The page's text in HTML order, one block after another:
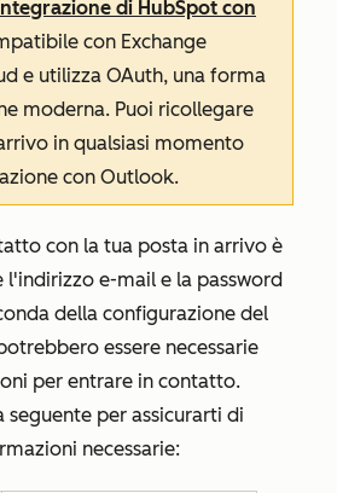
di HubSpot con
con Exchange
e utilizza OAuth, una forma
moderna. Puoi ricollegare
in qualsiasi momento
con Outlook.
con la tua posta in arrivo è
l'indirizzo e-mail e la password
della configurazione del
essere necessarie
per entrare in contatto.
seguente per assicurarti di
necessarie: